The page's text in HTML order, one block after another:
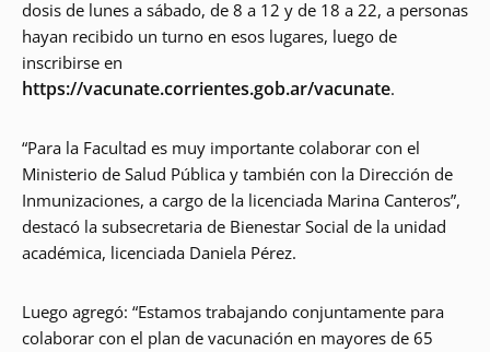
dosis de lunes a sábado, de 8 a 12 y de 18 a 22, a personas
hayan recibido un turno en esos lugares, luego de
inscribirse en
https://vacunate.corrientes.gob.ar/vacunate.
“Para la Facultad es muy importante colaborar con el
Ministerio de Salud Pública y también con la Dirección de
Inmunizaciones, a cargo de la licenciada Marina Canteros”,
destacó la subsecretaria de Bienestar Social de la unidad
académica, licenciada Daniela Pérez.
Luego agregó: “Estamos trabajando conjuntamente para
colaborar con el plan de vacunación en mayores de 65